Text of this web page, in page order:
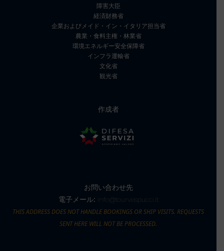
障害大臣
経済財務省
企業およびメイド・イン・イタリア担当省
農業・食料主権・林業省
環境エネルギー安全保障省
インフラ運輸省
文化省
観光省
作成者
お問い合わせ先
電子メール: info@tourvespucci.it
THIS ADDRESS DOES NOT HANDLE BOOKINGS OR SHIP VISITS. REQUESTS
SENT HERE WILL NOT BE PROCESSED.